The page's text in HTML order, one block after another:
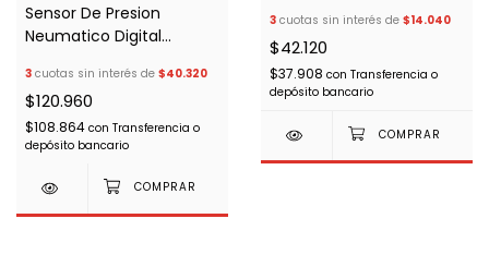
Sensor De Presion
Neumatico Digital
3 cuotas sin interés de $40.320
$120.960
$108.864 con Transferencia o
depósito bancario
3 cuotas sin interés de $14.040
$42.120
$37.908 con Transferencia o
depósito bancario